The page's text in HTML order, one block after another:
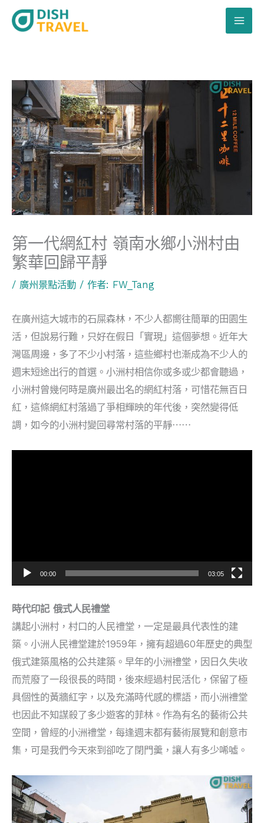
第一代網紅村 嶺南水鄉小洲村由
繁華回歸平靜
/ 廣州景點活動 / 作者: FW_Tang
在廣州這大城市的石屎森林，不少人都嚮往簡單的田園生
活，但說易行難，只好在假日「實現」這個夢想。近年大
灣區周邊，多了不少小村落，這些鄉村也漸成為不少人的
週末短途出行的首選。小洲村相信你或多或少都會聽過，
小洲村曾幾何時是廣州最出名的網紅村落，可惜花無百日
紅，這條網紅村落過了爭相輝映的年代後，突然變得低
調，如今的小洲村變回尋常村落的平靜⋯⋯
00:00 03:05
時代印記 俄式人民禮堂
講起小洲村，村口的人民禮堂，一定是最具代表性的建
築。小洲人民禮堂建於1959年，擁有超過60年歷史的典型
俄式建築風格的公共建築。早年的小洲禮堂，因日久失收
而荒廢了一段很長的時間，後來經過村民活化，保留了極
具個性的黃牆紅字，以及充滿時代感的標語，而小洲禮堂
也因此不知謀殺了多少遊客的菲林。作為有名的藝術公共
空間，曾經的小洲禮堂，每逢週末都有藝術展覽和創意市
集，可是我們今天來到卻吃了閉門羹，讓人有多少唏噓。